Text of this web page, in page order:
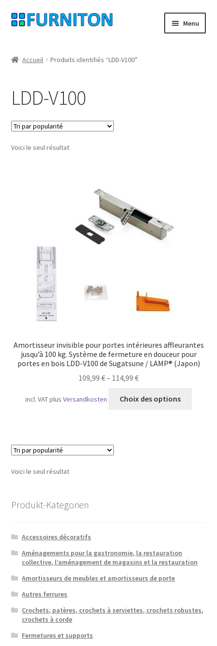
Aller
à
navigation
Aller
au
Menu
Protection des données
Droit de rétractation
Contact
CONDITIONS GÉNÉRALES DE VENTE
Transport maritime
Accueil Produits identifiés “LDD-V100”
LDD-V100
Voici le seul résultat
Amortisseur invisible pour portes intérieures affleurantes
jusqu’à 100 kg. Système de fermeture en douceur pour
portes en bois LDD-V100 de Sugatsune / LAMP® (Japon)
109,99 €– 114,99 €
incl. VATplusVersandkosten Choix des options
produit
Voici le seul résultat
Produkt-Kategorien
Accessoires décoratifs
Aménagements pour la gastronomie, la restauration
collective, l’aménagement de magasins et la restauration
Amortisseurs de meubles et amortisseurs de porte
Autres ferrures
Crochets, patères, crochets à serviettes, crochets robustes,
crochets à corde
Fermetures et supports